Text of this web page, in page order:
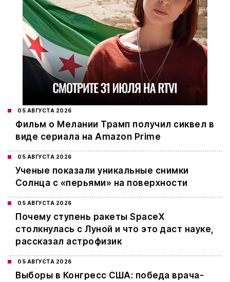
05 АВГУСТА 2026
Фильм о Мелании Трамп получил сиквел в
виде сериала на Amazon Prime
05 АВГУСТА 2026
Ученые показали уникальные снимки
Солнца с «перьями» на поверхности
05 АВГУСТА 2026
Почему ступень ракеты SpaceX
столкнулась с Луной и что это даст науке,
рассказал астрофизик
05 АВГУСТА 2026
Выборы в Конгресс США: победа врача-